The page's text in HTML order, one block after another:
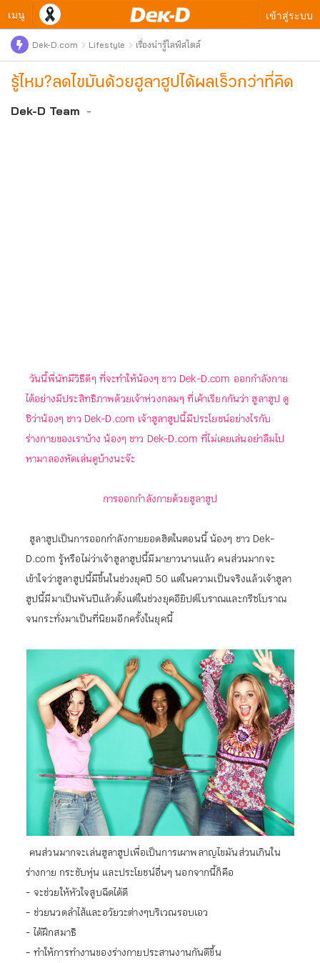
เมนู เข้าสู่ระบบ
Dek-D.com Lifestyle เรื่องน่ารู้ไลฟ์สไตล์
รู้ไหม?ลดไขมันด้วยฮูลาฮูปได้ผลเร็วกว่าที่คิด
Dek-D Team -
วันนี้พี่นัทมีวิธีดีๆ ที่จะทำให้น้องๆ ชาว Dek-D.com ออกกำลังกาย
ได้อย่างมีประสิทธิภาพด้วยเจ้าห่วงกลมๆ ที่เค้าเรียกกันว่า ฮูลาฮูป ดู
ซิว่าน้องๆ ชาว Dek-D.com เจ้าฮูลาฮูปนี้มีประโยชน์อย่างไรกับ
ร่างกายของเราบ้าง น้องๆ ชาว Dek-D.com ที่ไม่เคยเล่นอย่าลืมไป
หามาลองหัดเล่นดูบ้างนะจ๊ะ
การออกกำลังกายด้วยฮูลาฮูป
ฮูลาฮูปเป็นการออกกำลังกายยอดฮิตในตอนนี้ น้องๆ ชาว Dek-
D.com รู้หรือไม่ว่าเจ้าฮูลาฮูปนี้มีมายาวนานแล้ว คนส่วนมากจะ
เข้าใจว่าฮูลาฮูปนี้มีขึ้นในช่วงยุคปี 50 แต่ในความเป็นจริงแล้วเจ้าฮูลา
ฮูปนี้มีมาเป็นพันปีแล้วตั้งแต่ในช่วงยุคอียิปต์โบราณและกรีซโบราณ
จนกระทั่งมาเป็นที่นิยมอีกครั้งในยุคนี้
คนส่วนมากจะเล่นฮูลาฮูปเพื่อเป็นการเผาพลาญไขมันส่วนเกินใน
ร่างกาย กระชับหุ่น และประโยชน์อื่นๆ นอกจากนี้ก็คือ
- จะช่วยให้หัวใจสูบฉีดได้ดี
- ช่วยนวดลำไส้และอวัยวะต่างๆบริเวณรอบเอว
- ได้ฝึกสมาธิ
- ทำให้การทำงานของร่างกายประสานงานกันดีขึ้น